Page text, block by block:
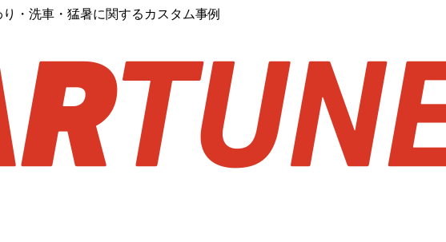
・洗車・猛暑に関するカスタム事例